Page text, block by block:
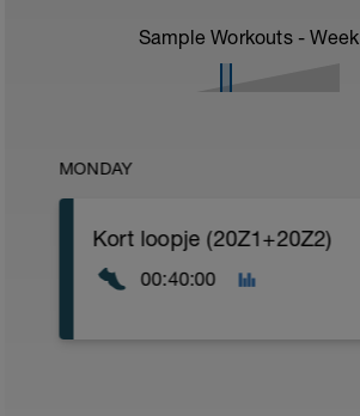
Sample Workouts - Week
MONDAY
Kort loopje (20Z1+20Z2)
00:40:00